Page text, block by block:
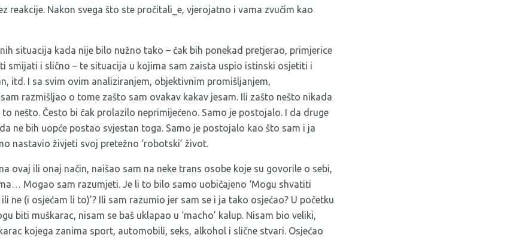
reakcije. Nakon svega što ste pročitali_e, vjerojatno i vama zvučim kao
situacija kada nije bilo nužno tako – čak bih ponekad pretjerao, primjerice
smijati i slično – te situacija u kojima sam zaista uspio istinski osjetiti i
itd. I sa svim ovim analiziranjem, objektivnim promišljanjem,
razmišljao o tome zašto sam ovakav kakav jesam. Ili zašto nešto nikada
to nešto. Često bi čak prolazilo neprimijećeno. Samo je postojalo. I da druge
ne bih uopće postao svjestan toga. Samo je postojalo kao što sam i ja
nastavio živjeti svoj pretežno ‘robotski’ život.
ovaj ili onaj način, naišao sam na neke trans osobe koje su govorile o sebi,
Mogao sam razumjeti. Je li to bilo samo uobičajeno ‘Mogu shvatiti
ne (i osjećam li to)’? Ili sam razumio jer sam se i ja tako osjećao? U početku
biti muškarac, nisam se baš uklapao u ‘macho’ kalup. Nisam bio veliki,
kojega zanima sport, automobili, seks, alkohol i slične stvari. Osjećao